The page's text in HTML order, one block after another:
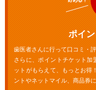
ポイ
歯医者さんに行って口コミ・
さらに、ポイントチケット加
ットがもらえて、もっとお得
ントやネットマイル、商品券